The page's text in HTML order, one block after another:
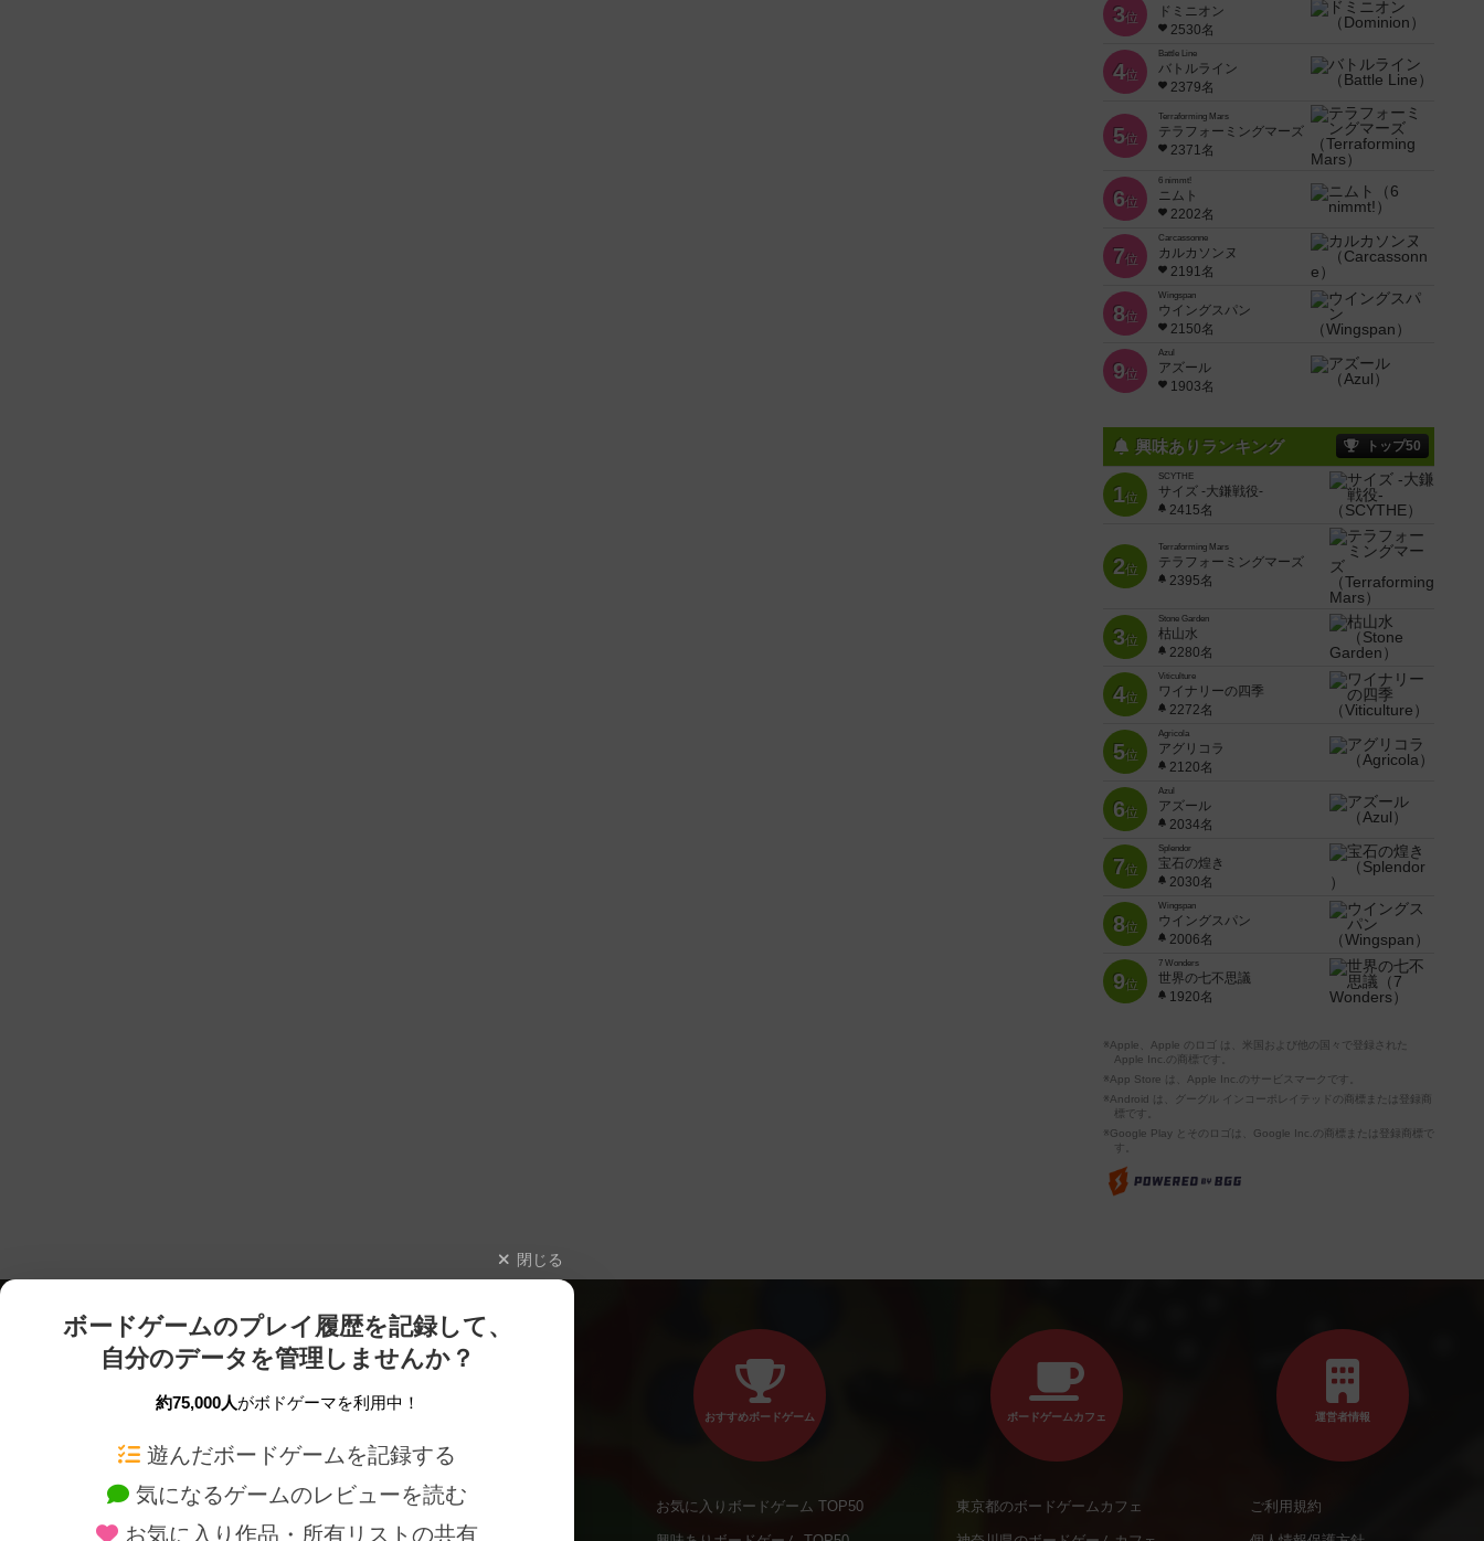
3位
ドミニオン
2530名
4位
Battle Line
バトルライン
2379名
5位
Terraforming Mars
テラフォーミングマーズ
2371名
6位
6 nimmt!
ニムト
2202名
7位
Carcassonne
カルカソンヌ
2191名
8位
Wingspan
ウイングスパン
2150名
9位
Azul
アズール
1903名
興味ありランキング トップ50
1位
SCYTHE
サイズ -大鎌戦役-
2415名
2位
Terraforming Mars
テラフォーミングマーズ
2395名
3位
Stone Garden
枯山水
2280名
4位
Viticulture
ワイナリーの四季
2272名
5位
Agricola
アグリコラ
2120名
6位
Azul
アズール
2034名
7位
Splendor
宝石の煌き
2030名
8位
Wingspan
ウイングスパン
2006名
9位
7 Wonders
世界の七不思議
1920名
※Apple、Apple のロゴ は、米国および他の国々で登録された
Apple Inc.の商標です。
※App Store は、Apple Inc.のサービスマークです。
※Android は、グーグル インコーポレイテッドの商標または登録商
標です。
※Google Play とそのロゴは、Google Inc.の商標または登録商標で
す。
閉じる
ボードゲームのプレイ履歴を記録して、
自分のデータを管理しませんか？
約75,000人がボドゲーマを利用中！
遊んだボードゲームを記録する
気になるゲームのレビューを読む
お気に入り作品・所有リストの共有
ボードゲームを検索する 新作・再入荷情報
おすすめボードゲーム
お気に入りボードゲーム TOP50
ボードゲームカフェ
東京都のボードゲームカフェ
運営者情報
ご利用規約